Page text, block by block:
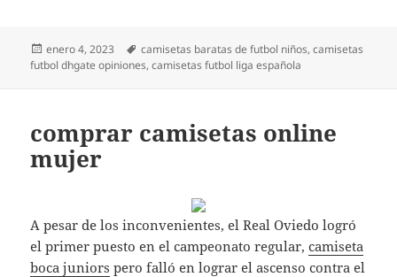
Publicado
el
enero 4, 2023 Etiquetas
camisetas baratas de futbol niños,camisetas
futbol dhgate opiniones,camisetas futbol liga española
comprar camisetas online
mujer
A pesar de los inconvenientes, el Real Oviedo logró
el primer puesto en el campeonato regular,camiseta
boca juniors pero falló en lograr el ascenso contra el